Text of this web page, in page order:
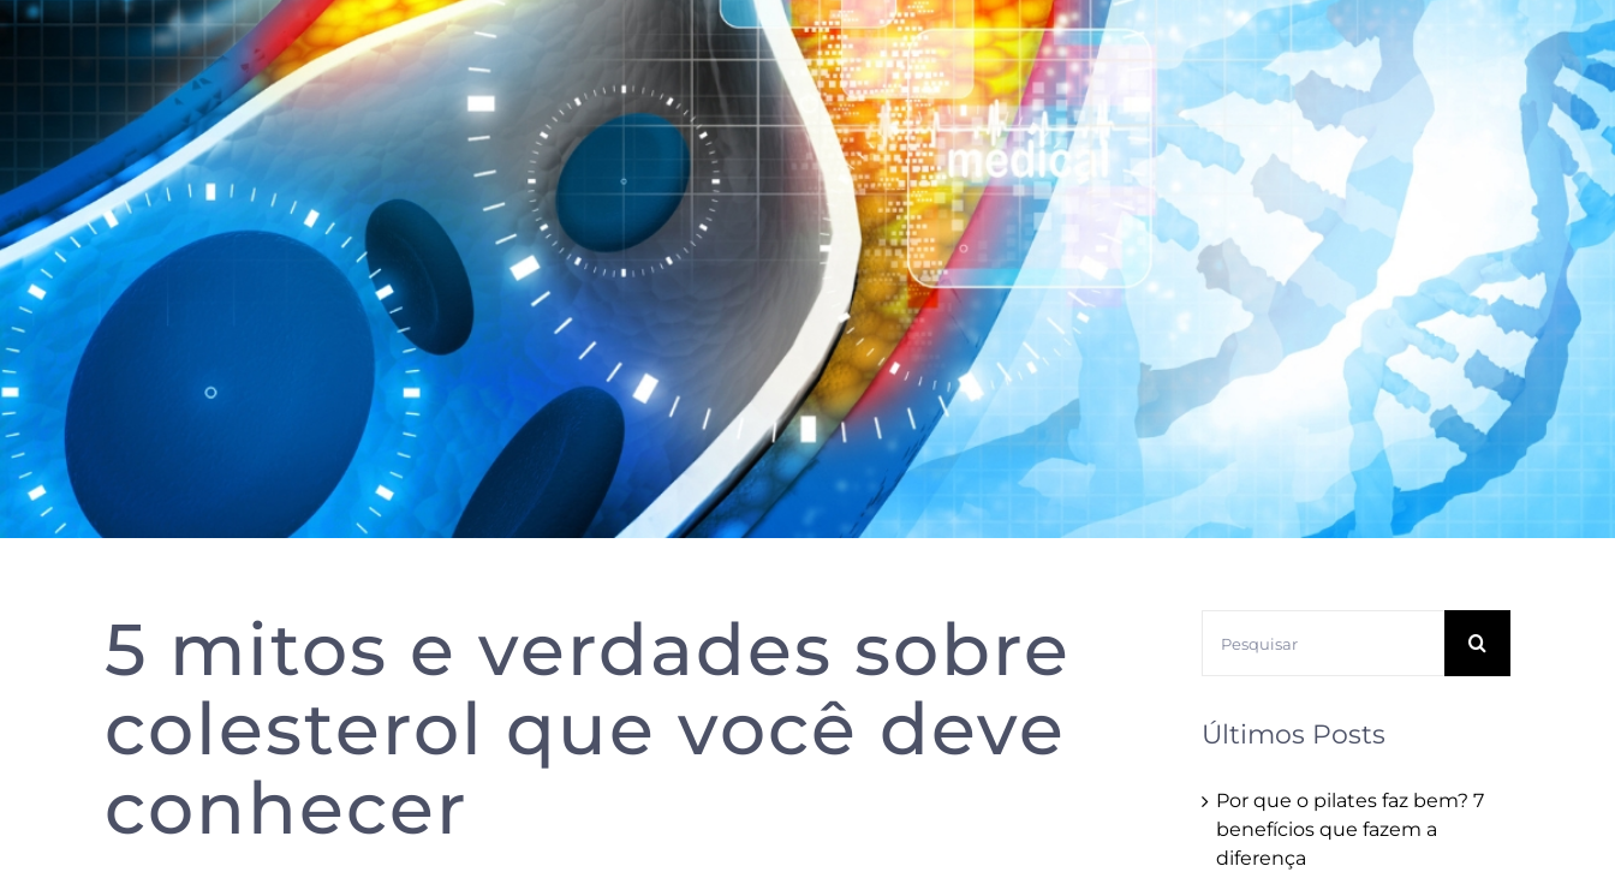
5 mitos e verdades sobre
colesterol que você deve
conhecer
resultados
Últimos Posts
Por que o pilates faz bem? 7
benefícios que fazem a
diferença